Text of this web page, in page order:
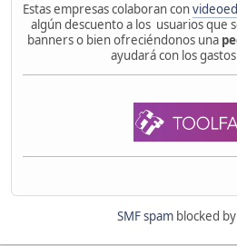
Estas empresas colaboran con
algún descuento a los usuarios que
banners o bien ofreciéndonos una
ayudará con los
SMF spamblocked by